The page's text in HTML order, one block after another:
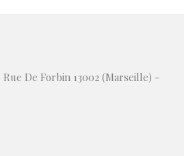
De Forbin 13002 (Marseille) -